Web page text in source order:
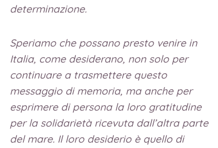
determinazione.
Speriamo che possano presto venire in
Italia, come desiderano, non solo per
continuare a trasmettere questo
messaggio di memoria, ma anche per
esprimere di persona la loro gratitudine
per la solidarietà ricevuta dall’altra parte
del mare. Il loro desiderio è quello di